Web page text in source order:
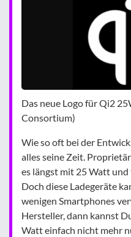
Das neue Logo für Qi2
Consortium)
Wie so oft bei der
alles seine Zeit.
es längst mit 25 Watt
Doch diese Ladegeräte
wenigen Smartphones
Hersteller, dann kannst
Watt einfach nicht mehr